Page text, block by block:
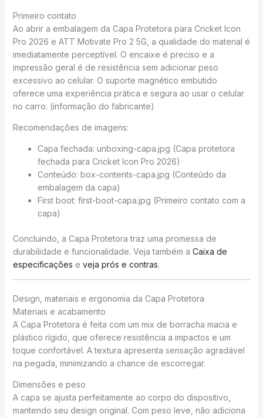
Primeiro contato
Ao abrir a embalagem da Capa Protetora para Cricket Icon
Pro 2026 e ATT Motivate Pro 2 5G, a qualidade do material é
imediatamente perceptível. O encaixe é preciso e a
impressão geral é de resistência sem adicionar peso
excessivo ao celular. O suporte magnético embutido
oferece uma experiência prática e segura ao usar o celular
no carro. (informação do fabricante)
Recomendações de imagens:
Capa fechada: unboxing-capa.jpg (Capa protetora
fechada para Cricket Icon Pro 2026)
Conteúdo: box-contents-capa.jpg (Conteúdo da
embalagem da capa)
First boot: first-boot-capa.jpg (Primeiro contato com a
capa)
Concluindo, a Capa Protetora traz uma promessa de
durabilidade e funcionalidade. Veja também a Caixa de
especificações e veja prós e contras.
Design, materiais e ergonomia da Capa Protetora
Materiais e acabamento
A Capa Protetora é feita com um mix de borracha macia e
plástico rígido, que oferece resistência a impactos e um
toque confortável. A textura apresenta sensação agradável
na pegada, minimizando a chance de escorregar.
Dimensões e peso
A capa se ajusta perfeitamente ao corpo do dispositivo,
mantendo seu design original. Com peso leve, não adiciona